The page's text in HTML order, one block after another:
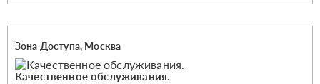
Зона Доступа, Москва
Качественное обслуживания.